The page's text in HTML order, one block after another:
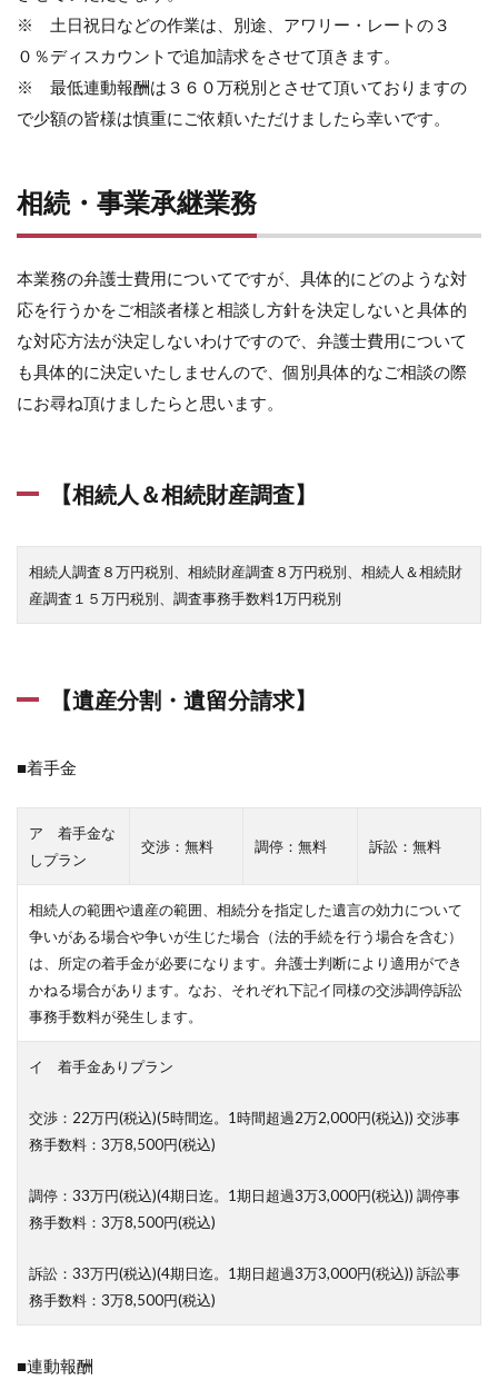
※ 土日祝日などの作業は、別途、アワリー・レートの３
０％ディスカウントで追加請求をさせて頂きます。
※ 最低連動報酬は３６０万税別とさせて頂いておりますの
で少額の皆様は慎重にご依頼いただけましたら幸いです。
相続・事業承継業務
本業務の弁護士費用についてですが、具体的にどのような対
応を行うかをご相談者様と相談し方針を決定しないと具体的
な対応方法が決定しないわけですので、弁護士費用について
も具体的に決定いたしませんので、個別具体的なご相談の際
にお尋ね頂けましたらと思います。
【相続人＆相続財産調査】
相続人調査８万円税別、相続財産調査８万円税別、相続人＆相続財
産調査１５万円税別、調査事務手数料1万円税別
【遺産分割・遺留分請求】
■着手金
ア 着手金な
しプラン
交渉：無料 調停：無料 訴訟：無料
相続人の範囲や遺産の範囲、相続分を指定した遺言の効力について
争いがある場合や争いが生じた場合（法的手続を行う場合を含む）
は、所定の着手金が必要になります。弁護士判断により適用ができ
かねる場合があります。なお、それぞれ下記イ同様の交渉調停訴訟
事務手数料が発生します。
イ 着手金ありプラン
交渉：22万円(税込)(5時間迄。1時間超過2万2,000円(税込)) 交渉事
務手数料：3万8,500円(税込)
調停：33万円(税込)(4期日迄。1期日超過3万3,000円(税込)) 調停事
務手数料：3万8,500円(税込)
訴訟：33万円(税込)(4期日迄。1期日超過3万3,000円(税込)) 訴訟事
務手数料：3万8,500円(税込)
■連動報酬